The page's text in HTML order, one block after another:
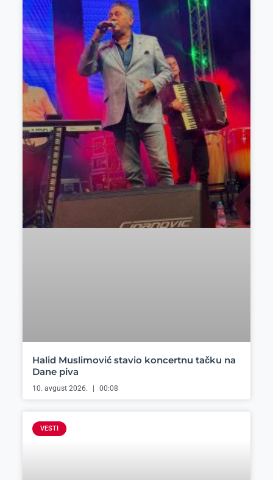
Halid Muslimović stavio koncertnu tačku na
Dane piva
10. avgust 2026. 00:08
VESTI